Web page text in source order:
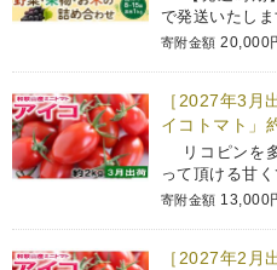
で発送いたし
寄附金額 20,000
［2027年3月
イコトマト」
リコピンを
って頂ける甘
寄附金額 13,000
［2027年2月